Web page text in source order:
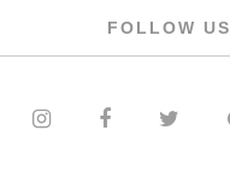
FOLLOW US